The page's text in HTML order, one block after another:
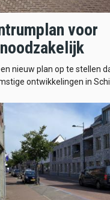
voor
nieuw plan op te stellen
ontwikkelingen in